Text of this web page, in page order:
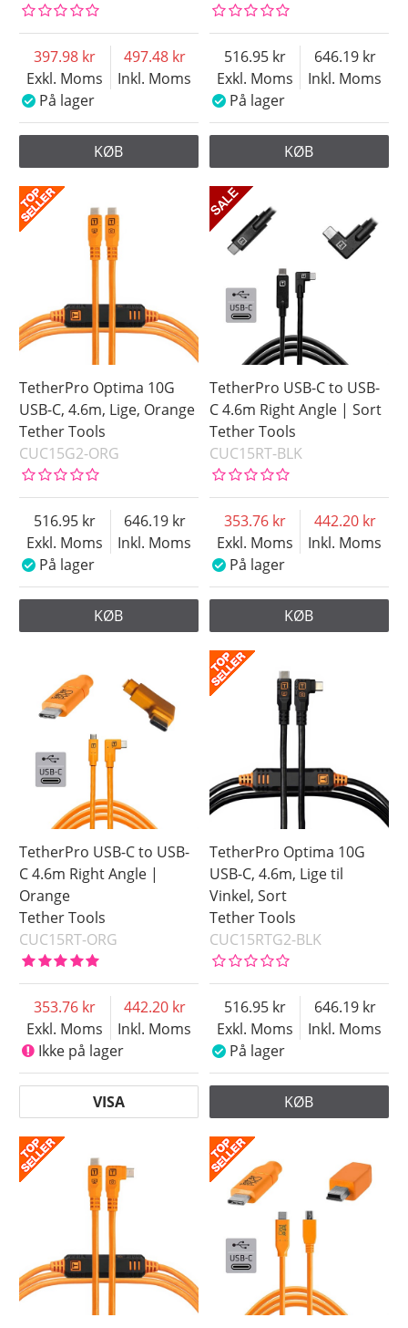
Exkl. Moms
397.98
Inkl. Moms
497.48
På lager
KØB
Exkl. Moms
516.95
Inkl. Moms
646.19
På lager
KØB
TetherPro Optima 10G
USB-C, 4.6m, Lige, Orange
Tether Tools
CUC15G2-ORG
Exkl. Moms
516.95
Inkl. Moms
646.19
På lager
KØB
TetherPro USB-C to USB-
C 4.6m Right Angle | Sort
Tether Tools
CUC15RT-BLK
Exkl. Moms
353.76
Inkl. Moms
442.20
På lager
KØB
TetherPro USB-C to USB-
C 4.6m Right Angle |
Orange
Tether Tools
CUC15RT-ORG
Exkl. Moms
353.76
Inkl. Moms
442.20
Ikke på lager
VISA
TetherPro Optima 10G
USB-C, 4.6m, Lige til
Vinkel, Sort
Tether Tools
CUC15RTG2-BLK
Exkl. Moms
516.95
Inkl. Moms
646.19
På lager
KØB